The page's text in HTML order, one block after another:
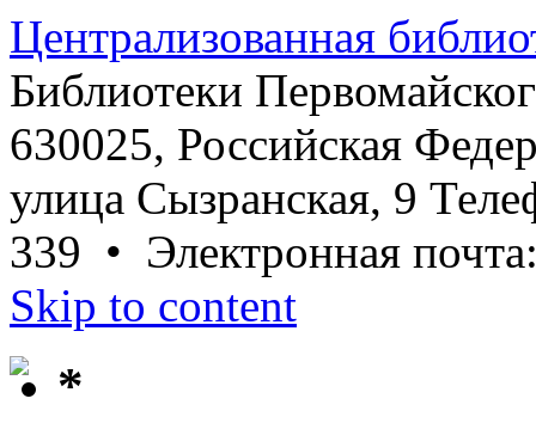
Централизованная
Библиотеки
630025, Российская
улица Сызранская, 9
339 • Электронная
Skip to content
*